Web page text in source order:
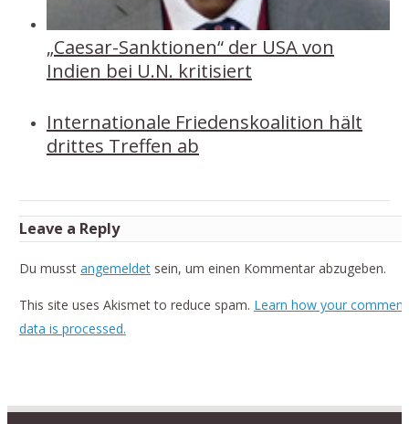
„Caesar-Sanktionen“ der USA von
Indien bei U.N. kritisiert
Internationale Friedenskoalition hält
drittes Treffen ab
Leave a Reply
Du musst angemeldetsein, um einen Kommentar abzugeben.
This site uses Akismet to reduce spam. Learn how your comment
data is processed.